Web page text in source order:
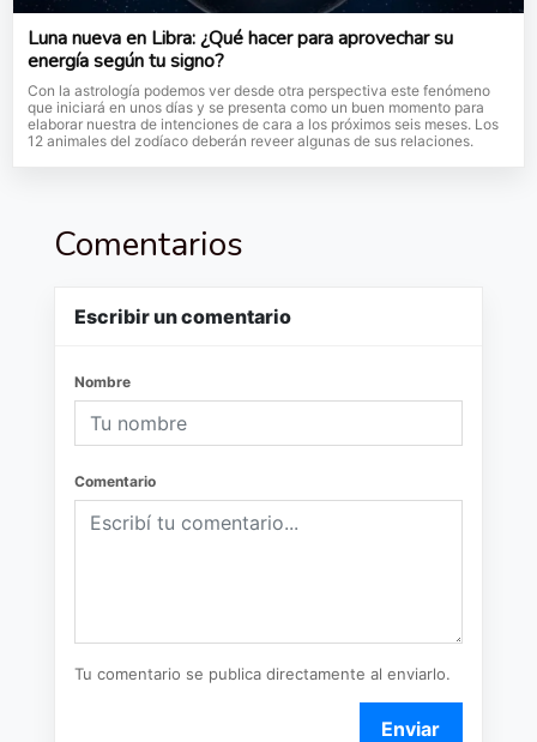
Luna nueva en Libra: ¿Qué hacer para aprovechar su
energía según tu signo?
Con la astrología podemos ver desde otra perspectiva este fenómeno
que iniciará en unos días y se presenta como un buen momento para
elaborar nuestra de intenciones de cara a los próximos seis meses. Los
12 animales del zodíaco deberán reveer algunas de sus relaciones.
Comentarios
Escribir un comentario
Nombre
Comentario
Tu comentario se publica directamente al enviarlo.
Enviar